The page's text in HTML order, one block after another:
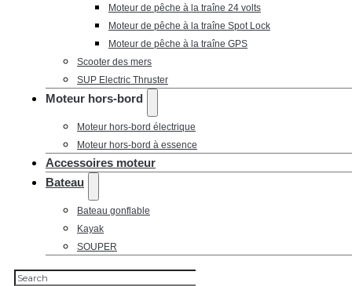
Moteur de pêche à la traîne 24 volts
Moteur de pêche à la traîne Spot Lock
Moteur de pêche à la traîne GPS
Scooter des mers
SUP Electric Thruster
Moteur hors-bord
Moteur hors-bord électrique
Moteur hors-bord à essence
Accessoires moteur
Bateau
Bateau gonflable
Kayak
SOUPER
Rechercher